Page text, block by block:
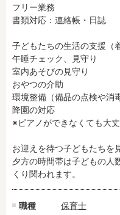
フリー業務
書類対応：連絡帳・日誌
子どもたちの生活の支援（
午睡チェック、見守り
室内あそびの見守り
おやつの介助
環境整備（備品の点検や消
降園の対応
※ピアノができなくても大丈
お迎えを待つ子どもたちを
夕方の時間帯は子どもの人
くり関われます。
職種 保育士
小規模保育園
株式会社
月収見込み
フリーワード検索